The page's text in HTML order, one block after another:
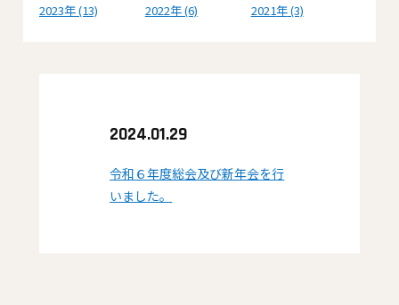
2024.01.29
令和６年度総会及び新年会を行
いました。
2023
(13) 2022 (6) 2021 (3)